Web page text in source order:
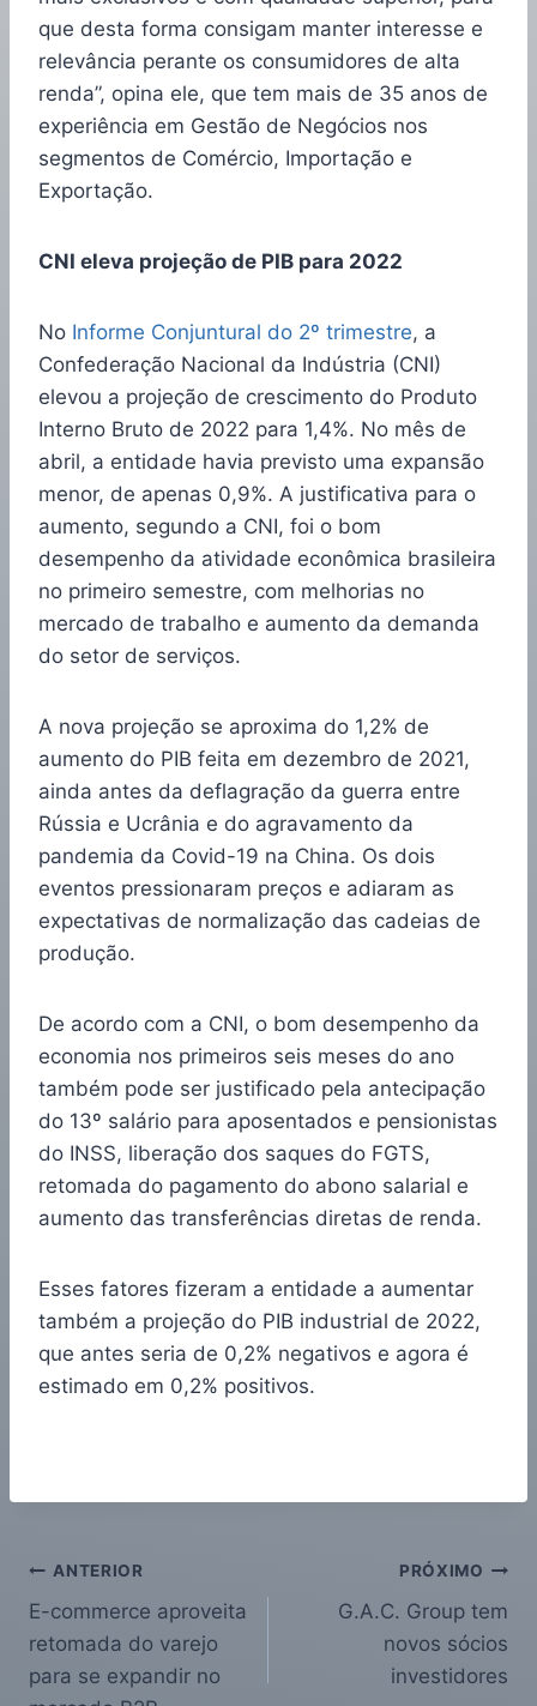
que desta forma consigam manter interesse e
relevância perante os consumidores de alta
renda”, opina ele, que tem mais de 35 anos de
experiência em Gestão de Negócios nos
segmentos de Comércio, Importação e
Exportação.
CNI eleva projeção de PIB para 2022
No Informe Conjuntural do 2º trimestre, a
Confederação Nacional da Indústria (CNI)
elevou a projeção de crescimento do Produto
Interno Bruto de 2022 para 1,4%. No mês de
abril, a entidade havia previsto uma expansão
menor, de apenas 0,9%. A justificativa para o
aumento, segundo a CNI, foi o bom
desempenho da atividade econômica brasileira
no primeiro semestre, com melhorias no
mercado de trabalho e aumento da demanda
do setor de serviços.
A nova projeção se aproxima do 1,2% de
aumento do PIB feita em dezembro de 2021,
ainda antes da deflagração da guerra entre
Rússia e Ucrânia e do agravamento da
pandemia da Covid-19 na China. Os dois
eventos pressionaram preços e adiaram as
expectativas de normalização das cadeias de
produção.
De acordo com a CNI, o bom desempenho da
economia nos primeiros seis meses do ano
também pode ser justificado pela antecipação
do 13º salário para aposentados e pensionistas
do INSS, liberação dos saques do FGTS,
retomada do pagamento do abono salarial e
aumento das transferências diretas de renda.
Esses fatores fizeram a entidade a aumentar
também a projeção do PIB industrial de 2022,
que antes seria de 0,2% negativos e agora é
estimado em 0,2% positivos.
ANTERIOR
E-commerce aproveita
retomada do varejo
para se expandir no
PRÓXIMO
G.A.C. Group tem
novos sócios
investidores